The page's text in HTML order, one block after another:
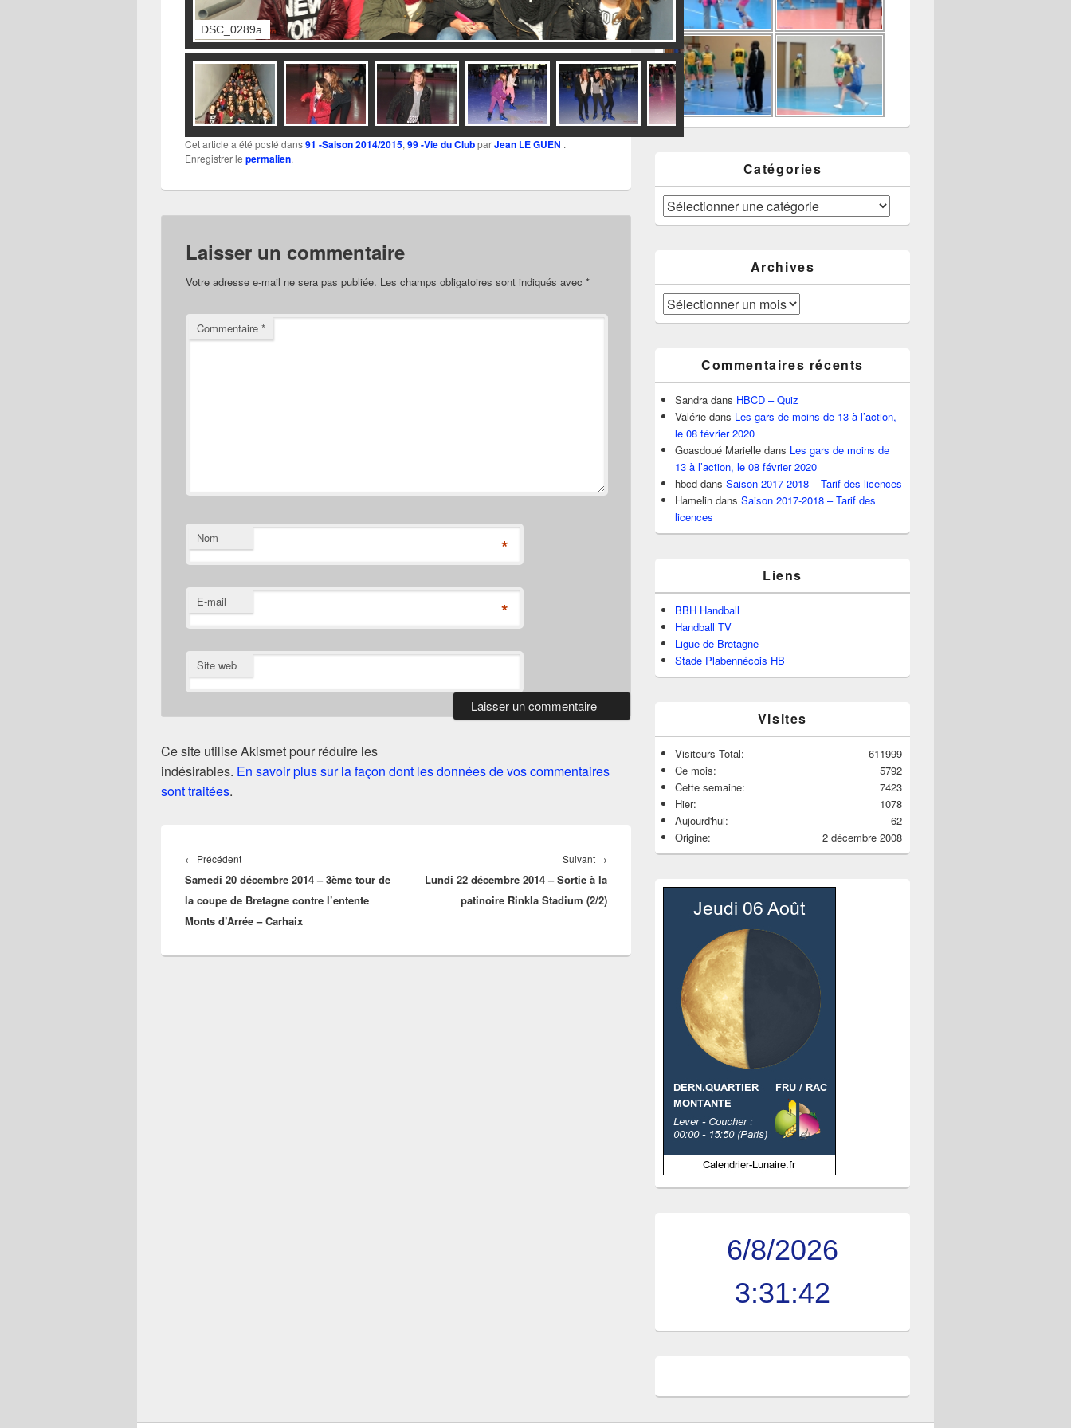
DSC_0293a
Cet article a été posté dans91 -Saison 2014/2015, 99 -Vie du ClubparJean LE GUEN .
Enregistrer le permalien.
Laisser un commentaire
Votre adresse e-mail ne sera pas publiée. Les champs obligatoires sont indiqués avec *
Commentaire *
Nom *
E-mail *
Site web
Ce site utilise Akismet pour réduire les
indésirables. En savoir plus sur la façon dont les données de vos commentaires
sont traitées.
de
l’article
← PrécédentArticle
précédent :
Samedi 20 décembre 2014 – 3ème tour de
la coupe de Bretagne contre l’entente
Monts d’Arrée – Carhaix
Suivant →
suivant :
Lundi 22 décembre 2014 – Sortie à la
patinoire Rinkla Stadium (2/2)
Catégories
Catégories
Archives
Archives
Commentaires récents
Sandra dans HBCD – Quiz
Valérie dans Les gars de moins de 13 à l’action,
le 08 février 2020
Goasdoué Marielle dans Les gars de moins de
13 à l’action, le 08 février 2020
hbcd dans Saison 2017-2018 – Tarif des licences
Hamelin dans Saison 2017-2018 – Tarif des
licences
Liens
BBH Handball
Handball TV
Ligue de Bretagne
Stade Plabennécois HB
Visites
611999
Visiteurs Total:
5792
Ce mois:
7423
Cette semaine:
1078
Hier:
62
Aujourd'hui:
2 décembre 2008
Origine:
6/8/2026
3:31:43